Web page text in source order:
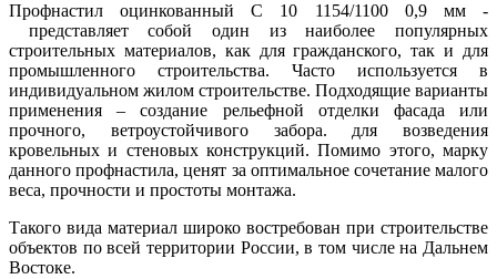
Профнастил оцинкованный С 10 1154/1100 0,9 мм -
представляет собой один из наиболее популярных
строительных материалов, как для гражданского, так и для
промышленного строительства. Часто используется в
индивидуальном жилом строительстве. Подходящие варианты
применения – создание рельефной отделки фасада или
прочного, ветроустойчивого забора. для возведения
кровельных и стеновых конструкций. Помимо этого, марку
данного профнастила, ценят за оптимальное сочетание малого
веса, прочности и простоты монтажа.
Такого вида материал широко востребован при строительстве
объектов по всей территории России, в том числе на Дальнем
Востоке.